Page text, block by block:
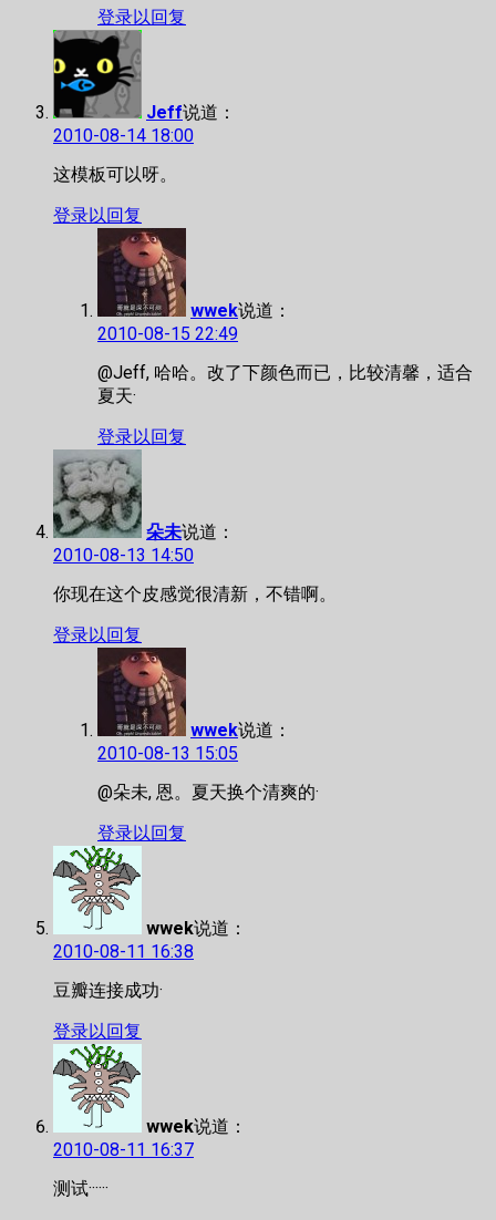
登录以回复
Jeff说道：
2010-08-14 18:00
这模板可以呀。
登录以回复
wwek说道：
2010-08-15 22:49
@Jeff, 哈哈。改了下颜色而已，比较清馨，适合
夏天·
登录以回复
朵未说道：
2010-08-13 14:50
你现在这个皮感觉很清新，不错啊。
登录以回复
wwek说道：
2010-08-13 15:05
@朵未, 恩。夏天换个清爽的·
登录以回复
wwek说道：
2010-08-11 16:38
豆瓣连接成功·
登录以回复
wwek说道：
2010-08-11 16:37
测试······